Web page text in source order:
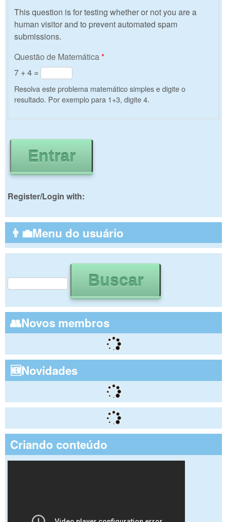
This question is for testing whether or not you are a
human visitor and to prevent automated spam
submissions.
Questão de Matemática*
7 + 4 =
Resolva este problema matemático simples e digite o
resultado. Por exemplo para 1+3, digite 4.
Register/Login with:
👨‍💼Menu do usuário
Formulário de busca
👥Novos membros
🆕Novidades
Criando conteúdo